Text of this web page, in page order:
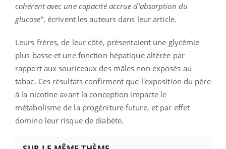
cohérent avec une capacité accrue d'absorption du
glucose", écrivent les auteurs dans leur article.
Leurs frères, de leur côté, présentaient une glycémie
plus basse et une fonction hépatique altérée par
rapport aux souriceaux des mâles non exposés au
tabac. Ces résultats confirment que l'exposition du père
à la nicotine avant la conception impacte le
métabolisme de la progéniture future, et par effet
domino leur risque de diabète.